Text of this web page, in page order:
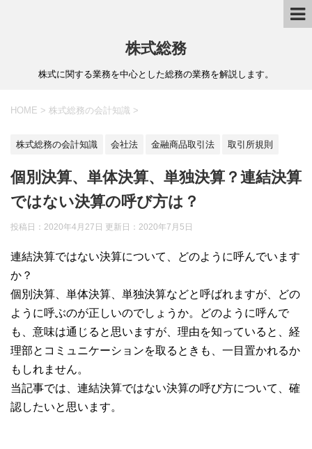
株式総務
株式に関する業務を中心とした総務の業務を解説します。
HOME > 株式総務の会計知識 >
株式総務の会計知識 会社法 金融商品取引法 取引所規則
個別決算、単体決算、単独決算？連結決算
ではない決算の呼び方は？
投稿日：2020年4月27日 更新日： 2020年7月5日
連結決算ではない決算について、どのように呼んでいます
か？
個別決算、単体決算、単独決算などと呼ばれますが、どの
ように呼ぶのが正しいのでしょうか。どのように呼んで
も、意味は通じると思いますが、理由を知っていると、経
理部とコミュニケーションを取るときも、一目置かれるか
もしれません。
当記事では、連結決算ではない決算の呼び方について、確
認したいと思います。